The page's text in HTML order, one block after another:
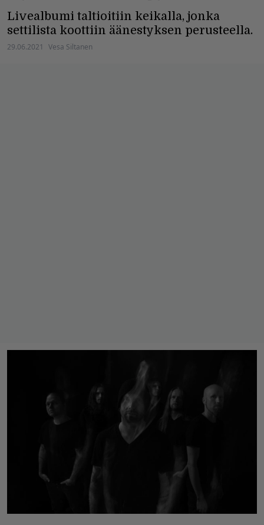
Livealbumi taltioitiin keikalla, jonka
settilista koottiin äänestyksen perusteella.
29.06.2021 Vesa Siltanen